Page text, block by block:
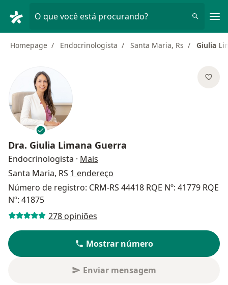
O que você está procurando?
Homepage Endocrinologista Santa Maria, Rs Giulia
Dra. Giulia Limana Guerra
Endocrinologista · Mais
Santa Maria, RS 1 endereço
Número de registro: CRM-RS 44418 RQE Nº: 41779 RQE
Nº: 41875
278 opiniões
Mostrar número
Enviar mensagem